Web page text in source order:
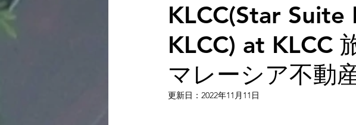
Shop Informetion(J) Event Workshop(J)
Universities in Malaysia
KLCC(Star Suite
KLCC) at KLCC
マレーシア不動
更新日： 2022年11月11日